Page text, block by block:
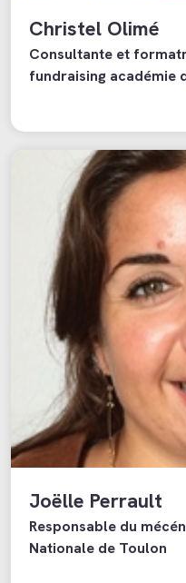
Christel Olimé
Consultante et
fundraising académie
Joëlle Perrault
Responsable du
Nationale de Toulon